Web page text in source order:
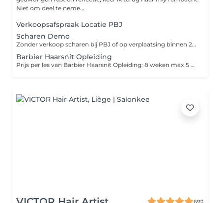
Niet om deel te neme...
Verkoopsafspraak Locatie PBJ
Scharen Demo
Zonder verkoop scharen bij PBJ of op verplaatsing binnen 20km.
Barbier Haarsnit Opleiding
Prijs per les van Barbier Haarsnit Opleiding: 8 weken max 5 personen (zonder materiaal). Deze opleiding leert je de zo essentiële basis fundamenten van de Heren Haarsnit. Noem het alfabet of taal van het haarknippen. Baarden scheren of knippen komen niet aan bod in deze opleiding. Daar is een aparte opleiding voor voorzien. Dit traject duurt 8 weken, telkens met een les van 2 uur per sessie, bij U of in de Studio van PBJ HairAcademy.